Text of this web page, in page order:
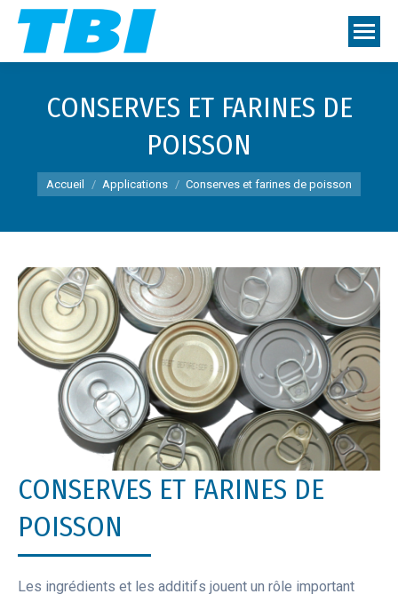
CONSERVES ET FARINES DE
POISSON
Vous êtes ici :
Accueil Applications Conserves et farines de poisson
CONSERVES ET FARINES DE
POISSON
Les ingrédients et les additifs jouent un rôle important